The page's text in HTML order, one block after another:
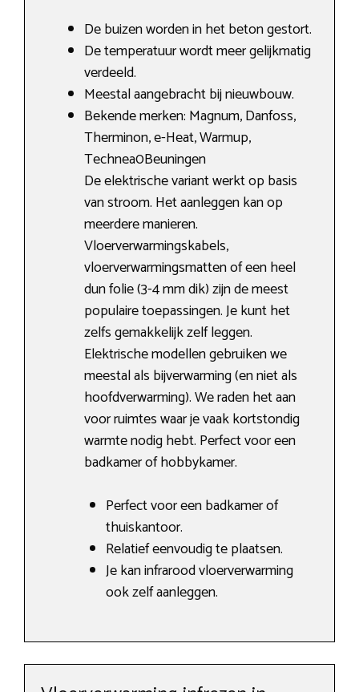
De buizen worden in het beton gestort.
De temperatuur wordt meer gelijkmatig
verdeeld.
Meestal aangebracht bij nieuwbouw.
Bekende merken: Magnum, Danfoss,
Therminon, e-Heat, Warmup,
Technea0Beuningen
De elektrische variant werkt op basis
van stroom. Het aanleggen kan op
meerdere manieren.
Vloerverwarmingskabels,
vloerverwarmingsmatten of een heel
dun folie (3-4 mm dik) zijn de meest
populaire toepassingen. Je kunt het
zelfs gemakkelijk zelf leggen.
Elektrische modellen gebruiken we
meestal als bijverwarming (en niet als
hoofdverwarming). We raden het aan
voor ruimtes waar je vaak kortstondig
warmte nodig hebt. Perfect voor een
badkamer of hobbykamer.
Perfect voor een badkamer of
thuiskantoor.
Relatief eenvoudig te plaatsen.
Je kan infrarood vloerverwarming
ook zelf aanleggen.